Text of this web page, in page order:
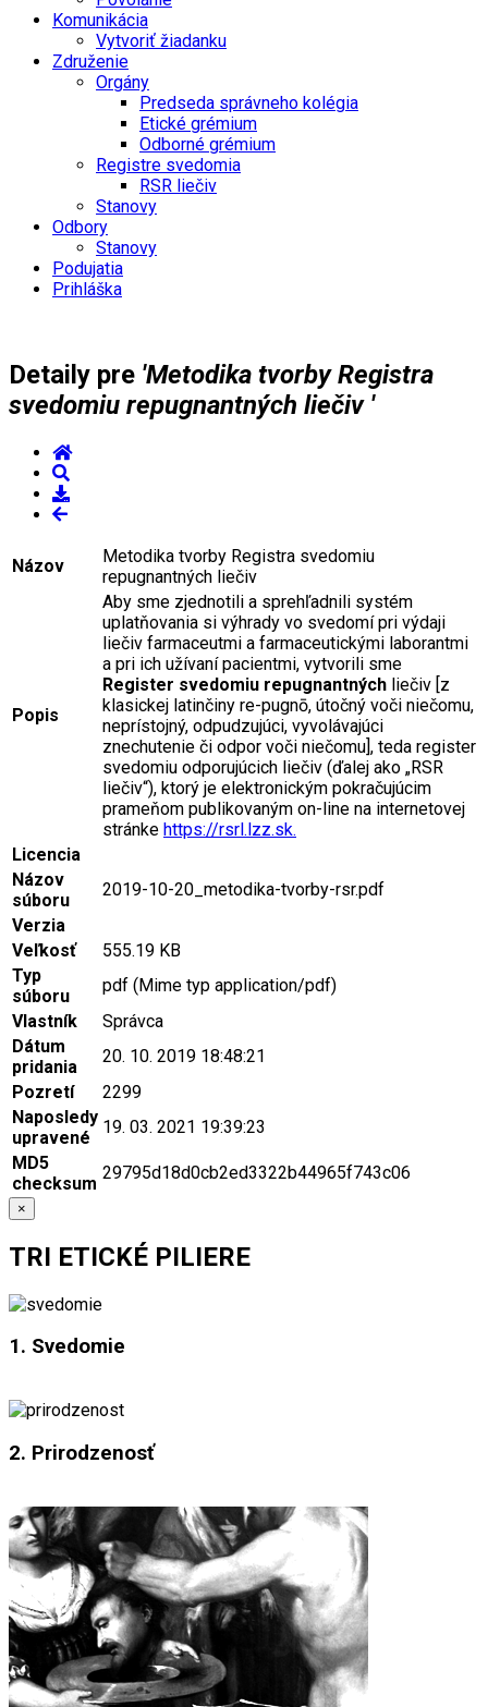
Komunikácia
Vytvoriť žiadanku
Združenie
Orgány
Predseda správneho kolégia
Etické grémium
Odborné grémium
Registre svedomia
RSR liečiv
Stanovy
Odbory
Stanovy
Podujatia
Prihláška
Detaily pre 'Metodika tvorby Registra
svedomiu repugnantných liečiv '
Názov
Metodika tvorby Registra svedomiu
repugnantných liečiv
Popis
Aby sme zjednotili a sprehľadnili systém
uplatňovania si výhrady vo svedomí pri výdaji
liečiv farmaceutmi a farmaceutickými laborantmi
a pri ich užívaní pacientmi, vytvorili sme
Register svedomiu repugnantných liečiv [z
klasickej latinčiny re-pugnō, útočný voči niečomu,
neprístojný, odpudzujúci, vyvolávajúci
znechutenie či odpor voči niečomu], teda register
svedomiu odporujúcich liečiv (ďalej ako „RSR
liečiv“), ktorý je elektronickým pokračujúcim
prameňom publikovaným on-line na internetovej
stránke https://rsrl.lzz.sk.
Licencia
Názov
súboru
2019-10-20_metodika-tvorby-rsr.pdf
Verzia
Veľkosť
555.19 KB
Typ
súboru
pdf (Mime typ application/pdf)
Vlastník
Správca
Dátum
pridania
20. 10. 2019 18:48:21
Pozretí
2299
Naposledy
upravené
19. 03. 2021 19:39:23
MD5
checksum
29795d18d0cb2ed3322b44965f743c06
×
TRI ETICKÉ PILIERE
1. Svedomie
2. Prirodzenosť